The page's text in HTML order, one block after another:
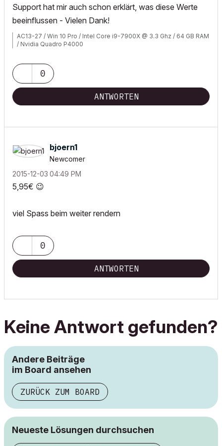
Support hat mir auch schon erklärt, was diese Werte
beeinflussen - Vielen Dank!
AC13-27 / Win 10 Pro / Intel Core i9-7900X @ 3.3 Ghz / 64 GB RAM
/ Nvidia Quadro P4000
0
ANTWORTEN
bjoern1
Newcomer
‎2015-12-03 04:49 PM
5,95€ 😉
viel Spass beim weiter rendern
0
ANTWORTEN
Keine Antwort gefunden?
Andere Beiträge
im Board ansehen
ZURÜCK ZUM BOARD
Neueste Lösungen durchsuchen